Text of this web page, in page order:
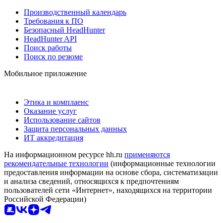
Производственный календарь
Требования к ПО
Безопасный HeadHunter
HeadHunter API
Поиск работы
Поиск по резюме
Мобильное приложение
Этика и комплаенс
Оказание услуг
Использование сайтов
Защита персональных данных
ИТ аккредитация
На информационном ресурсе hh.ru применяются
рекомендательные технологии (информационные технологии
предоставления информации на основе сбора, систематизации
и анализа сведений, относящихся к предпочтениям
пользователей сети «Интернет», находящихся на территории
Российской Федерации)